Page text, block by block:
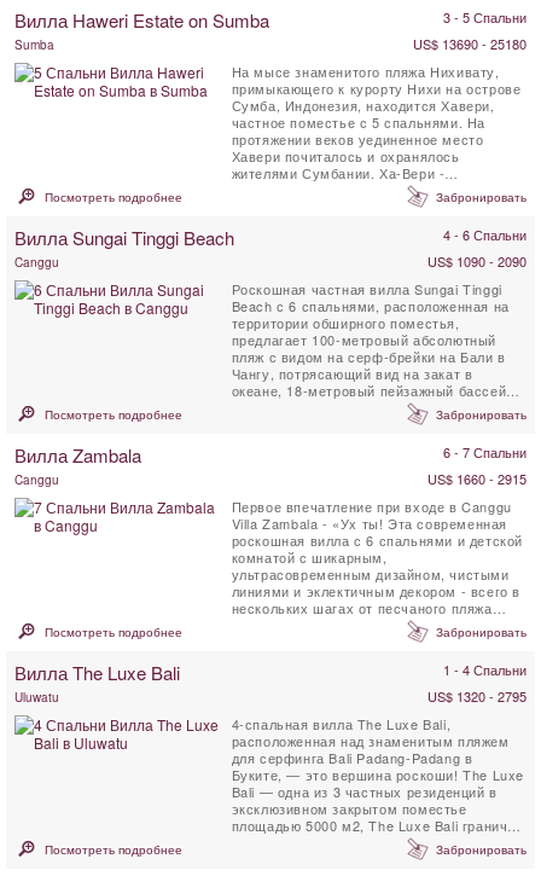
Вилла Haweri Estate on Sumba 3 - 5 Спальни
Sumba
US$ 13690 - 25180
На мысе знаменитого пляжа Нихивату,
примыкающего к курорту Нихи на острове
Сумба, Индонезия, находится Хавери,
частное поместье с 5 спальнями. На
протяжении веков уединенное место
Хавери почиталось и охранялось
жителями Сумбании. Ха-Вери -
Посмотреть подробнее Забронировать
Вилла Sungai Tinggi Beach 4 - 6 Спальни
Canggu
US$ 1090 - 2090
Роскошная частная вилла Sungai Tinggi
Beach с 6 спальнями, расположенная на
территории обширного поместья,
предлагает 100-метровый абсолютный
пляж с видом на серф-брейки на Бали в
Чангу, потрясающий вид на закат в
океане, 18-метровый пейзажный бассейн и
профессиональную команду ...
Посмотреть подробнее Забронировать
Вилла Zambala 6 - 7 Спальни
Canggu
US$ 1660 - 2915
Первое впечатление при входе в Canggu
Villa Zambala - «Ух ты! Эта современная
роскошная вилла с 6 спальнями и детской
комнатой с шикарным,
ультрасовременным дизайном, чистыми
линиями и эклектичным декором - всего в
нескольких шагах от песчаного пляжа
Берава в Canggu. Villa Zambala - ...
Посмотреть подробнее Забронировать
Вилла The Luxe Bali 1 - 4 Спальни
Uluwatu
US$ 1320 - 2795
4-спальная вилла The Luxe Bali,
расположенная над знаменитым пляжем
для серфинга Bali Padang-Padang в
Буките, — это вершина роскоши! The Luxe
Bali — одна из 3 частных резиденций в
эксклюзивном закрытом поместье
площадью 5000 м2, The Luxe Bali граничит
с 26 гектарами девственного леса. ...
Посмотреть подробнее Забронировать